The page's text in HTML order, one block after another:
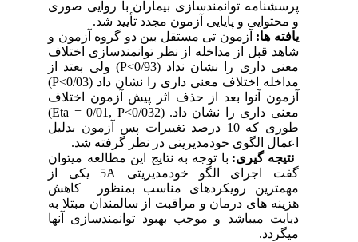
پرسشنامه توانمندسازی بیماران با روایی صوری
و محتوایی و پایایی آزمون مجدد تأیید شد.
یافته ها:آزمون تی مستقل بین دو گروه آزمون و
شاهد قبل از مداخله از نظر توانمندسازی اختلاف
معنی داری را نشان نداد (P<0/93) ولی بعتد از
مداخله اختلاف معنی داری را نشان داد (P<0/03)
آزمون آنوا بعد از حذف اثر پیش آزمون اختلاف
معنی داری را نشان داد. (Eta = 0/01, P<0/032)
طوری که 10 درصد تغییرات پس آزمون بدلیل
اعمال الگوی خودمدیریتی در نظر گرفته شد.
نتیجه گیری:با توجه به نتایج این مطالعه میتوان
گفت اجرای الگو خودمدیریتی 5A یکی از
مهمترین رویکردهای مناسب بمنظور کاهش
هزینه های درمان و مراقبت از سالمندان مبتلا به
دیابت میباشد و موجب بهبود توانمندسازی آنها
میگردد.